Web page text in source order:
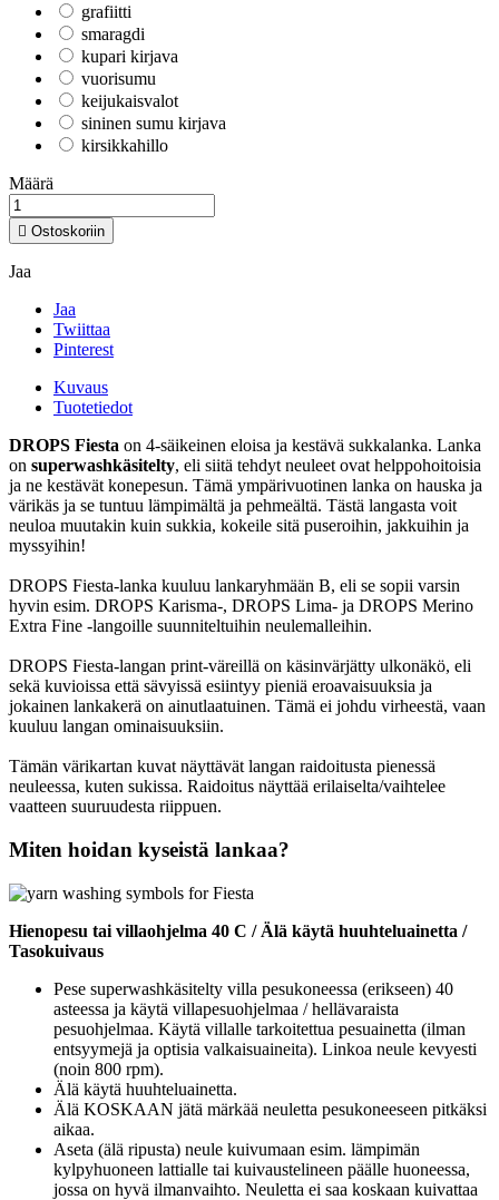
grafiitti
smaragdi
kupari kirjava
vuorisumu
keijukaisvalot
sininen sumu kirjava
kirsikkahillo
Määrä
 Ostoskoriin
Jaa
Jaa
Twiittaa
Pinterest
Kuvaus
Tuotetiedot
DROPS Fiesta on 4-säikeinen eloisa ja kestävä sukkalanka. Lanka
on superwashkäsitelty, eli siitä tehdyt neuleet ovat helppohoitoisia
ja ne kestävät konepesun. Tämä ympärivuotinen lanka on hauska ja
värikäs ja se tuntuu lämpimältä ja pehmeältä. Tästä langasta voit
neuloa muutakin kuin sukkia, kokeile sitä puseroihin, jakkuihin ja
myssyihin!
DROPS Fiesta-lanka kuuluu lankaryhmään B, eli se sopii varsin
hyvin esim. DROPS Karisma-, DROPS Lima- ja DROPS Merino
Extra Fine -langoille suunniteltuihin neulemalleihin.
DROPS Fiesta-langan print-väreillä on käsinvärjätty ulkonäkö, eli
sekä kuvioissa että sävyissä esiintyy pieniä eroavaisuuksia ja
jokainen lankakerä on ainutlaatuinen. Tämä ei johdu virheestä, vaan
kuuluu langan ominaisuuksiin.
Tämän värikartan kuvat näyttävät langan raidoitusta pienessä
neuleessa, kuten sukissa. Raidoitus näyttää erilaiselta/vaihtelee
vaatteen suuruudesta riippuen.
Miten hoidan kyseistä lankaa?
Hienopesu tai villaohjelma 40 C / Älä käytä huuhteluainetta /
Tasokuivaus
Pese superwashkäsitelty villa pesukoneessa (erikseen) 40
asteessa ja käytä villapesuohjelmaa / hellävaraista
pesuohjelmaa. Käytä villalle tarkoitettua pesuainetta (ilman
entsyymejä ja optisia valkaisuaineita). Linkoa neule kevyesti
(noin 800 rpm).
Älä käytä huuhteluainetta.
Älä KOSKAAN jätä märkää neuletta pesukoneeseen pitkäksi
aikaa.
Aseta (älä ripusta) neule kuivumaan esim. lämpimän
kylpyhuoneen lattialle tai kuivaustelineen päälle huoneessa,
jossa on hyvä ilmanvaihto. Neuletta ei saa koskaan kuivattaa